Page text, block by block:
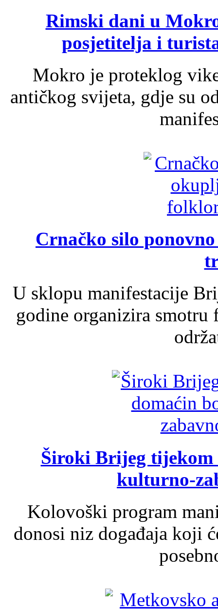
Rimski dani u
posjetitelja i
Mokro je proteklog
antičkog svijeta, gdje su
Crnačko silo
U sklopu manifestacije
godine organizira
Široki Brijeg tijekom
kulturno-
Kolovoški program
donosi niz događaja koji